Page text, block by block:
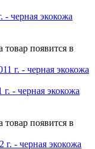
черная экокожа
появится в
- черная экокожа
появится в